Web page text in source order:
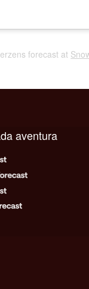
forecast at
aventura